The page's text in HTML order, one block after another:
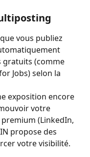
vous publiez
gratuits (comme
Jobs) selon la
exposition encore
votre
(LinkedIn,
propose des
votre visibilité.